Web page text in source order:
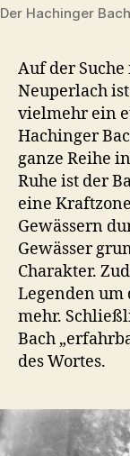
Der Hachinger
Auf der
Neuperlach
vielmehr ein
Hachinger
ganze Reihe
Ruhe ist der
eine
Gewässern
Gewässer
Charakter.
Legenden um
mehr.
Bach
des Wortes.